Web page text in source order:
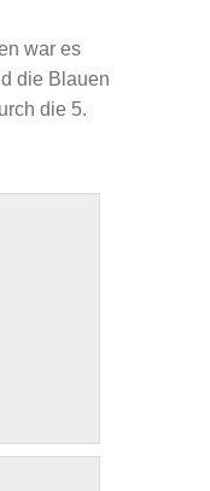
war es
die Blauen
die 5.